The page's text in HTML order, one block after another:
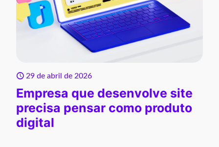
29 de abril de 2026
Empresa que desenvolve site
precisa pensar como produto
digital